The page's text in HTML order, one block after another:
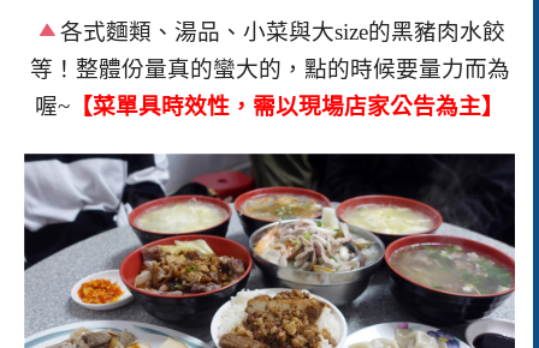
各式麵類、湯品、小菜與大size的黑豬肉水餃
等！整體份量真的蠻大的，點的時候要量力而為
喔~ 【菜單具時效性，需以現場店家公告為主】